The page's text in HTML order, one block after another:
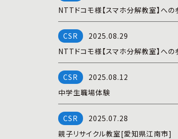
NTTドコモ様【スマホ分解教室】へ
2025.08.29
NTTドコモ様【スマホ分解教室】へ
2025.08.12
中学生職場体験
2025.07.28
親子リサイクル教室[愛知県江南市]